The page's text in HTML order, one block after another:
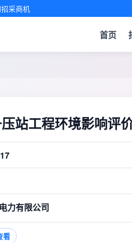
采商机
首页
站工程环境影响评
力有限公司
看